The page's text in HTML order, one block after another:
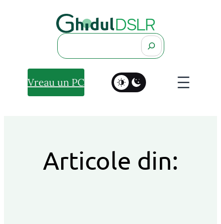
Search
Vreau un PC
Articole din: